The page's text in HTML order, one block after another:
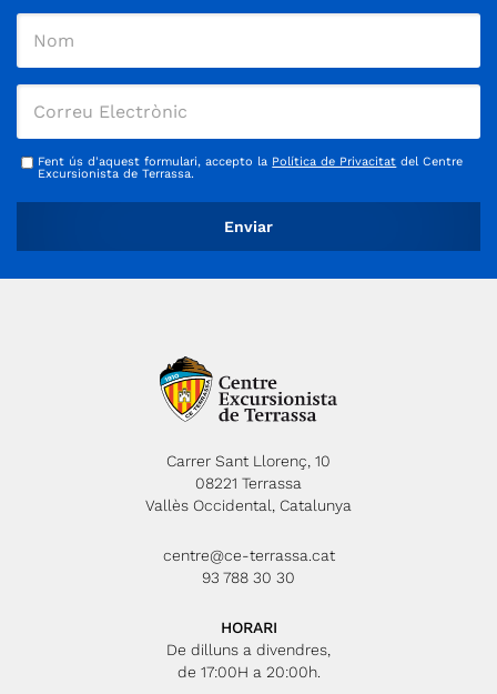
Fent ús d'aquest formulari, accepto la Política de Privacitat del Centre
Excursionista de Terrassa.
Carrer Sant Llorenç, 10
08221 Terrassa
Vallès Occidental, Catalunya
centre@ce-terrassa.cat
93 788 30 30
HORARI
De dilluns a divendres,
de 17:00H a 20:00h.